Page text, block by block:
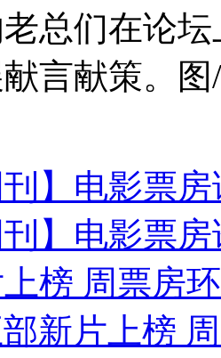
总们在论
言献策。
刊】电影票
刊】电影票
榜 周票房
新片上榜